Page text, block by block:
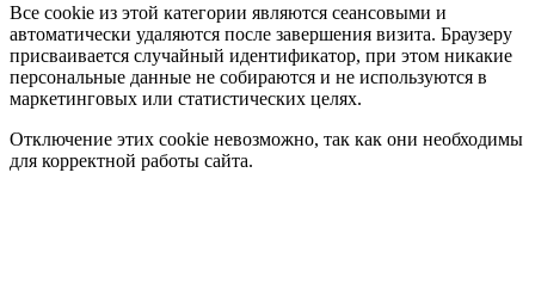
Все cookie из этой категории являются сеансовыми и
автоматически удаляются после завершения визита. Браузеру
присваивается случайный идентификатор, при этом никакие
персональные данные не собираются и не используются в
маркетинговых или статистических целях.
Отключение этих cookie невозможно, так как они необходимы
для корректной работы сайта.